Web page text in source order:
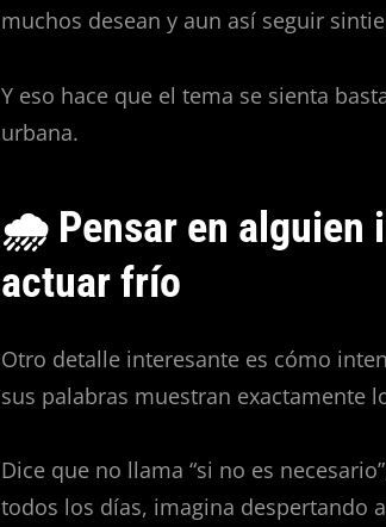
muchos desean y aun así seguir
Y eso hace que el tema se sienta
urbana.
🌧️ Pensar en alguien
actuar frío
Otro detalle interesante es cómo
sus palabras muestran exactamente
Dice que no llama “si no es
todos los días, imagina despertando